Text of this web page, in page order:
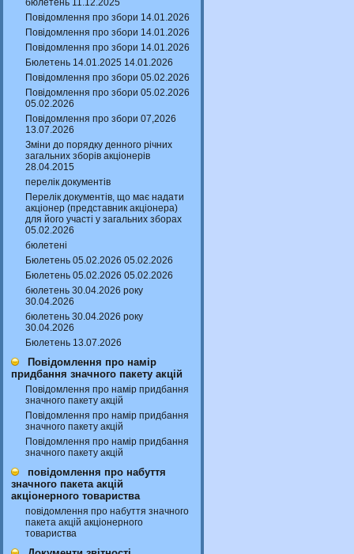
бюлетень 11.12.2025
Повідомлення про збори 14.01.2026
Повідомлення про збори 14.01.2026
Повідомлення про збори 14.01.2026
Бюлетень 14.01.2025 14.01.2026
Повідомлення про збори 05.02.2026
Повідомлення про збори 05.02.2026
05.02.2026
Повідомлення про збори 07,2026
13.07.2026
Зміни до порядку денного річних
загальних зборів акціонерів
28.04.2015
перелік документів
Перелік документів, що має надати
акціонер (представник акціонера)
для його участі у загальних зборах
05.02.2026
бюлетені
Бюлетень 05.02.2026 05.02.2026
Бюлетень 05.02.2026 05.02.2026
бюлетень 30.04.2026 року
30.04.2026
бюлетень 30.04.2026 року
30.04.2026
Бюлетень 13.07.2026
Повідомлення про намір
придбання значного пакету акцій
Повідомлення про намір придбання
значного пакету акцій
Повідомлення про намір придбання
значного пакету акцій
Повідомлення про намір придбання
значного пакету акцій
повідомлення про набуття
значного пакета акцій
акціонерного товариства
повідомлення про набуття значного
пакета акцій акціонерного
товариства